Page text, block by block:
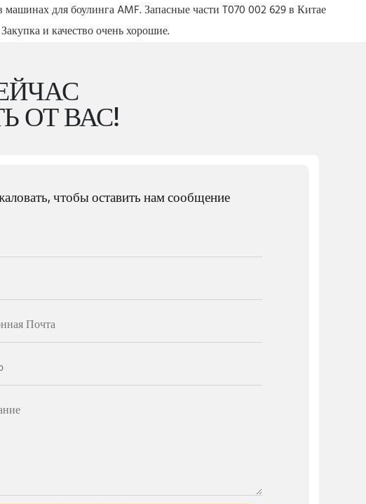
для боулинга AMF. Запасные части T070 002 629 в Китае
и качество очень хорошие.
ОТ ВАС!
чтобы оставить нам сообщение
Почта